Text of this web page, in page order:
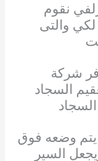
نقوم
لكي والتى
شركة
السجاد
يتم وضعه فوق
السير